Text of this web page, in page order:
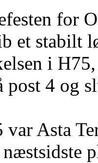
for
et stabilt
i
4 og
var Asta